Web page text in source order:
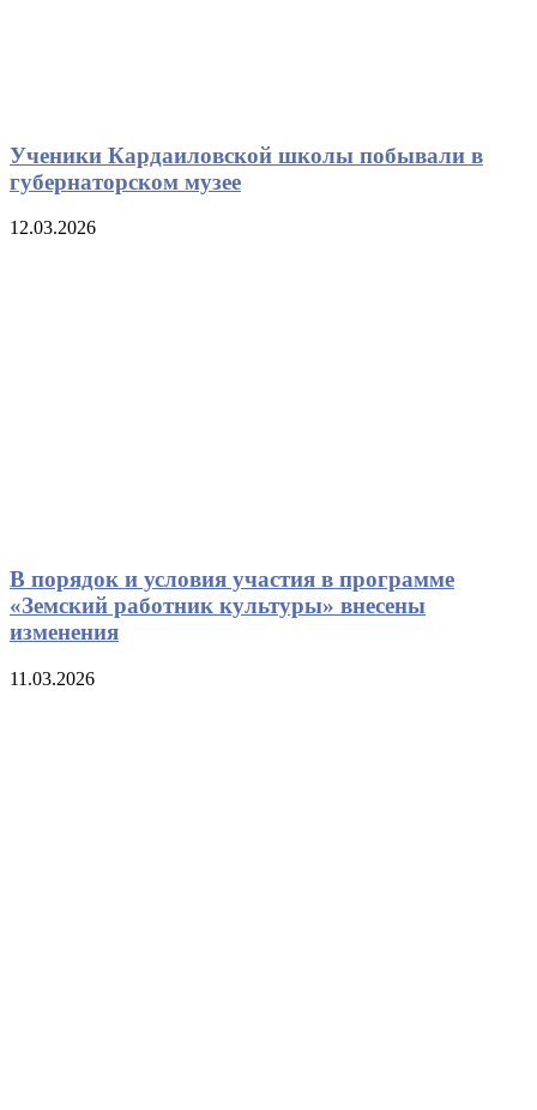
Ученики Кардаиловской школы побывали в
губернаторском музее
12.03.2026
В порядок и условия участия в программе
«Земский работник культуры» внесены
изменения
11.03.2026